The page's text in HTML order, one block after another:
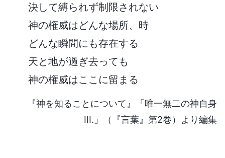
決して縛られず制限されない
神の権威はどんな場所、時
どんな瞬間にも存在する
天と地が過ぎ去っても
神の権威はここに留まる
『神を知ることについて』「唯一無二の神自身
III.」（『言葉』第2巻）より編集